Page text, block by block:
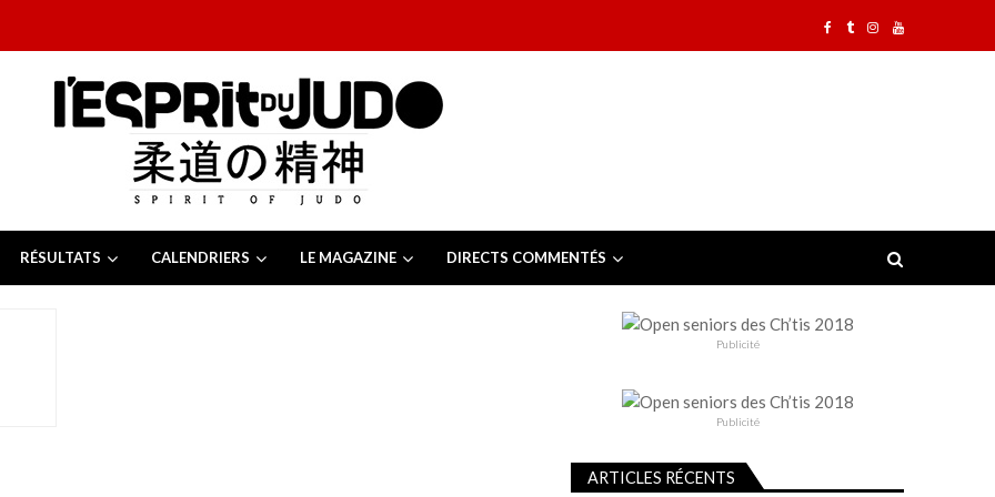
RÉSULTATS CALENDRIERS LE MAGAZINE DIRECTS COMMENTÉS
Publicité
Publicité
ARTICLES RÉCENTS